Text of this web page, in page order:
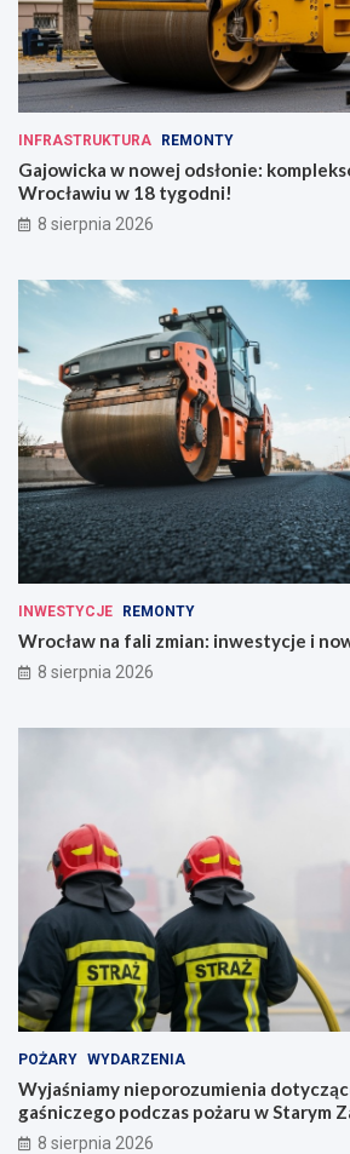
INFRASTRUKTURA REMONTY
Gajowicka w nowej odsłonie:
Wrocławiu w 18 tygodni!
8 sierpnia 2026
INWESTYCJE REMONTY
Wrocław na fali zmian: inwestycje i
8 sierpnia 2026
POŻARY WYDARZENIA
Wyjaśniamy nieporozumienia
gaśniczego podczas pożaru w Starym
8 sierpnia 2026